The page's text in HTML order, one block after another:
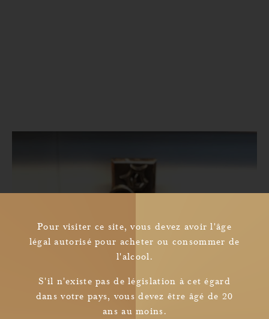
Newsletter
I read and understood
Pour visiter ce site, vous devez avoir l'âge
légal autorisé pour acheter ou consommer de
l'alcool.
S'il n'existe pas de législation à cet égard
dans votre pays, vous devez être âgé de 20
ans au moins.